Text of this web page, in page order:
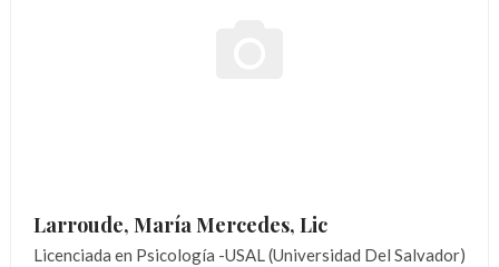
Larroude, María Mercedes, Lic
Licenciada en Psicología -USAL (Universidad Del Salvador)